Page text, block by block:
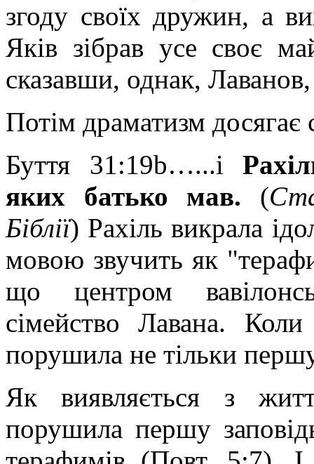
згоду своїх дружин, а
Яків зібрав усе своє
сказавши, однак,
Потім драматизм досягає
Буття 31:19b…...і
яких батько мав. (
Біблії) Рахіль викрала
мовою звучить як
що центром
сімейство Лавана.
порушила не тільки першу
Як виявляється з
порушила першу